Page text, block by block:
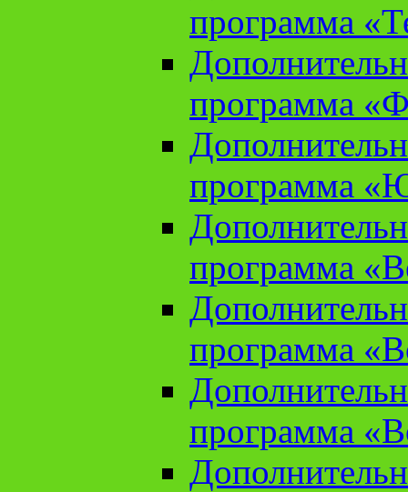
программа
программа
программа
программа
программа
программа